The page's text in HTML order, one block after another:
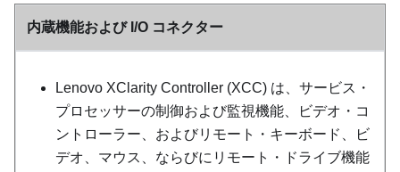
内蔵機能および I/O コネクター
Lenovo XClarity Controller (XCC) は、サービス・
プロセッサーの制御および監視機能、ビデオ・コ
ントローラー、およびリモート・キーボード、ビ
デオ、マウス、ならびにリモート・ドライブ機能